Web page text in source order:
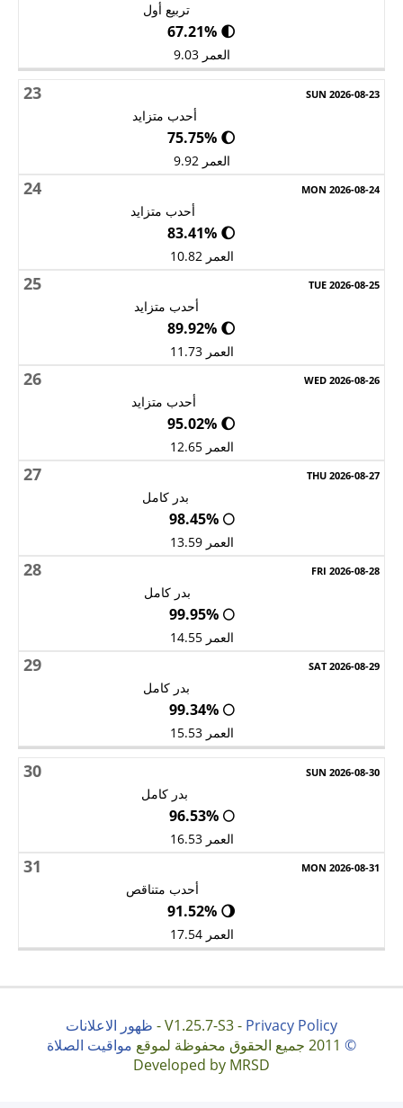
تربيع أول
🌓 67.21%
العمر 9.03
23
أحدب متزايد
🌔 75.75%
العمر 9.92
24
أحدب متزايد
🌔 83.41%
العمر 10.82
25
أحدب متزايد
🌔 89.92%
العمر 11.73
26
أحدب متزايد
🌔 95.02%
العمر 12.65
27
بدر كامل
🌕 98.45%
العمر 13.59
28
بدر كامل
🌕 99.95%
العمر 14.55
29
بدر كامل
🌕 99.34%
العمر 15.53
30
بدر كامل
🌕 96.53%
العمر 16.53
31
أحدب متناقص
🌖 91.52%
العمر 17.54
V1.25.7-S3 - Privacy Policy
- ظهور الاعلانات
©
مواقيت الصلاة
Developed by MRSD